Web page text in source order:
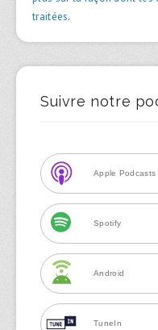
traitées.
Suivre notre
Apple Podcasts
Spotify
Android
TuneIn